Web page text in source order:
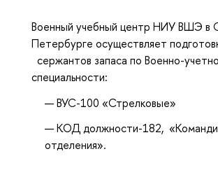
Военный учебный центр НИУ ВШЭ в
Петербурге осуществляет
сержантов запаса по Военно-
специальности:
ВУС-100 «Стрелковые»
КОД должности-182,
отделения».